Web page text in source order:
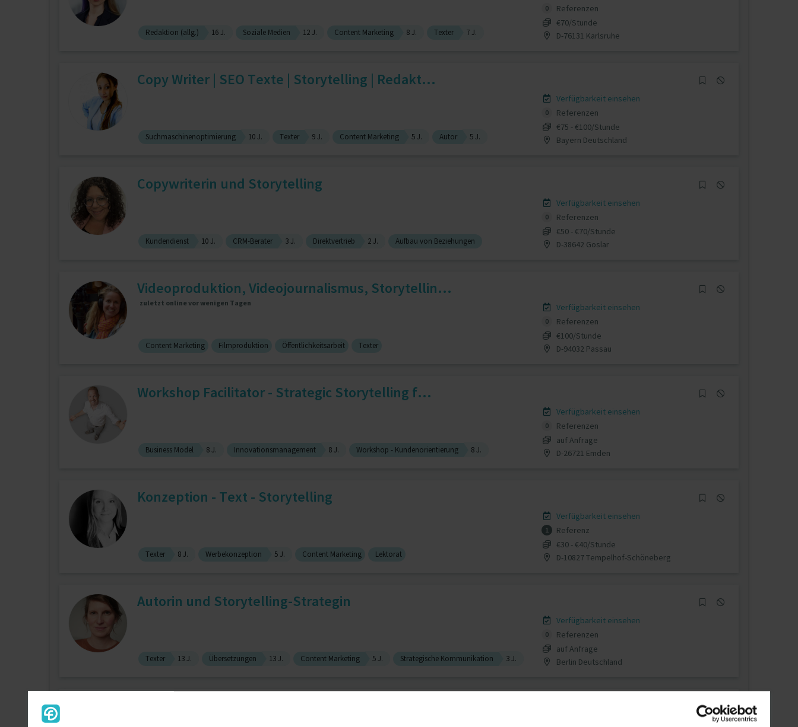
Redaktion (allg.) 16 J. Soziale Medien 12 J. Content Marketing 8 J. Texter 7 J.
0
Referenzen
€70/Stunde
D-76131 Karlsruhe
Copy Writer | SEO Texte | Storytelling | Redakt...
Suchmaschinenoptimierung 10 J. Texter 9 J. Content Marketing 5 J. Autor 5 J.
Verfügbarkeit einsehen
0
Referenzen
€75 - €100/Stunde
Bayern Deutschland
Copywriterin und Storytelling
Kundendienst 10 J. CRM-Berater 3 J. Direktvertrieb 2 J. Aufbau von Beziehungen
Verfügbarkeit einsehen
0
Referenzen
€50 - €70/Stunde
D-38642 Goslar
Videoproduktion, Videojournalismus, Storytellin...
zuletzt online vor wenigen Tagen
Content Marketing Filmproduktion Öffentlichkeitsarbeit Texter
Verfügbarkeit einsehen
0
Referenzen
€100/Stunde
D-94032 Passau
Workshop Facilitator - Strategic Storytelling f...
Business Model 8 J. Innovationsmanagement 8 J. Workshop - Kundenorientierung 8 J.
Verfügbarkeit einsehen
0
Referenzen
auf Anfrage
D-26721 Emden
Konzeption - Text - Storytelling
Texter 8 J. Werbekonzeption 5 J. Content Marketing Lektorat
Verfügbarkeit einsehen
1
Referenz
€30 - €40/Stunde
D-10827 Tempelhof-Schöneberg
Autorin und Storytelling-Strategin
Texter 13 J. Übersetzungen 13 J. Content Marketing 5 J. Strategische Kommunikation 3 J.
Verfügbarkeit einsehen
0
Referenzen
auf Anfrage
Berlin Deutschland